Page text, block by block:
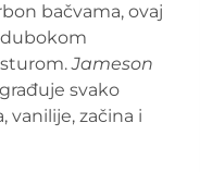
bačvama, ovaj
Jameson
svako
vanilije, začina i